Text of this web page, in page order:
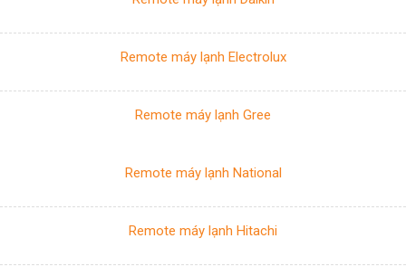
Remote máy lạnh Electrolux
Remote máy lạnh Gree
Remote máy lạnh National
Remote máy lạnh Hitachi